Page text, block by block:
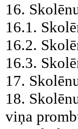
16.
16.1.
16.2.
16.3.
17.
18.
viņa